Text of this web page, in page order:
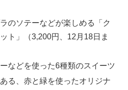
のソテーなどが楽しめる「ク
ト」（3,200円、12月18日ま
などを使った6種類のスイーツ
る、赤と緑を使ったオリジナ